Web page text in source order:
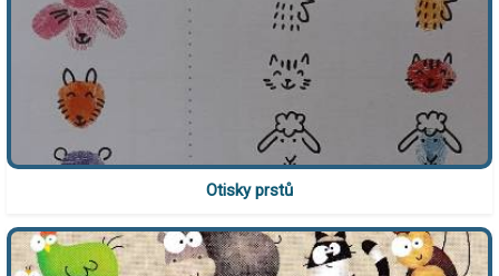
Otisky prstů